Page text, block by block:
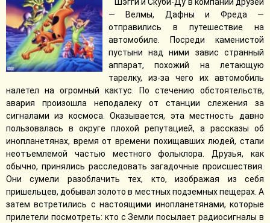
Шэгги и Скуби-Ду в компании друзей
— Велмы, Дафны и Фреда —
отправились в путешествие на
автомобиле. Посреди каменистой
пустыни над ними завис странный
аппарат, похожий на летающую
тарелку, из-за чего их автомобиль
налетел на огромный кактус. По стечению обстоятельств,
авария произошла неподалеку от станции слежения за
сигналами из космоса. Оказывается, эта местность давно
пользовалась в округе плохой репутацией, а рассказы об
инопланетянах, время от времени похищавших людей, стали
неотъемлемой частью местного фольклора. Друзья, как
обычно, принялись расследовать загадочные происшествия.
Они сумели разоблачить тех, кто, изображая из себя
пришельцев, добывал золото в местных подземных пещерах. А
затем встретились с настоящими инопланетянами, которые
прилетели посмотреть: кто с Земли посылает радиосигналы в